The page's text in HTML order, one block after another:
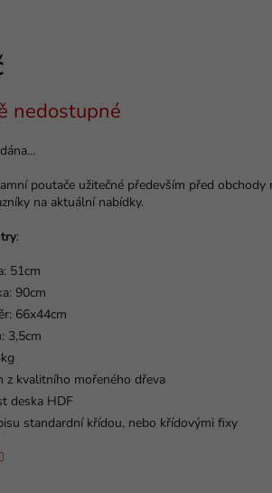
nedostupné
poutače užitečné především před obchody
na aktuální nabídky.
:
51cm
90cm
66x44cm
3,5cm
z kvalitního mořeného dřeva
deska HDF
standardní křídou, nebo křídovými fixy